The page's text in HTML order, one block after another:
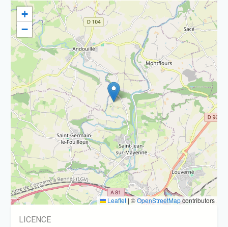
+
−
Leaflet | ©OpenStreetMapcontributors
LICENCE